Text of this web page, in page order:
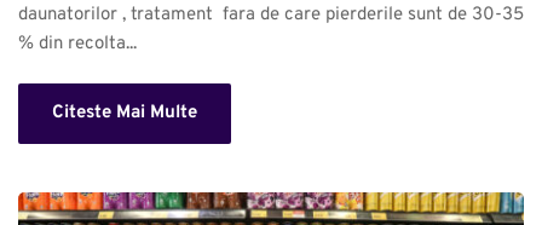
daunatorilor , tratament  fara de care pierderile sunt de 30-35
% din recolta...
Citeste Mai Multe